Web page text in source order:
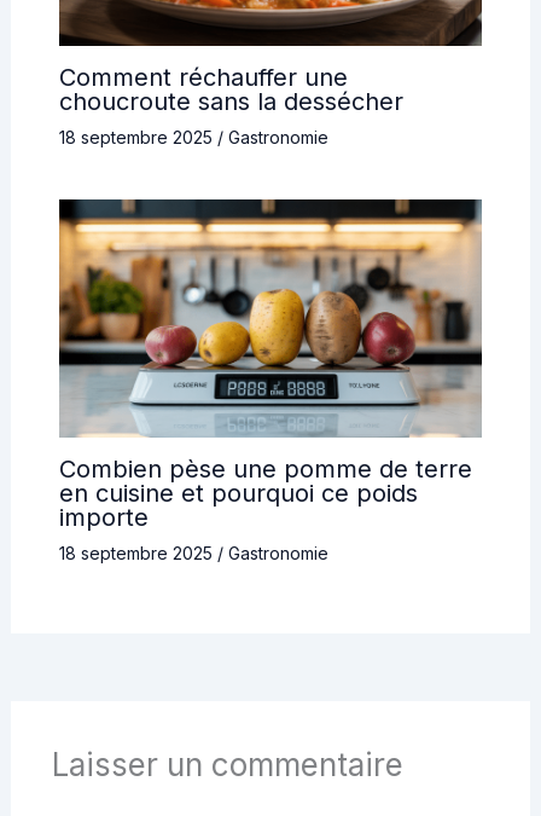
Comment réchauffer une
choucroute sans la dessécher
18 septembre 2025 / Gastronomie
Combien pèse une pomme de terre
en cuisine et pourquoi ce poids
importe
18 septembre 2025 / Gastronomie
Laisser un commentaire